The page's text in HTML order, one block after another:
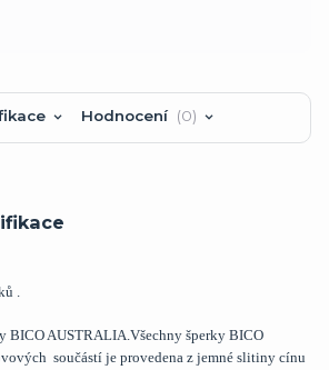
Hodnocení 0
.
BICO AUSTRALIA.Všechny šperky BICO
součástí je provedena z jemné slitiny cínu